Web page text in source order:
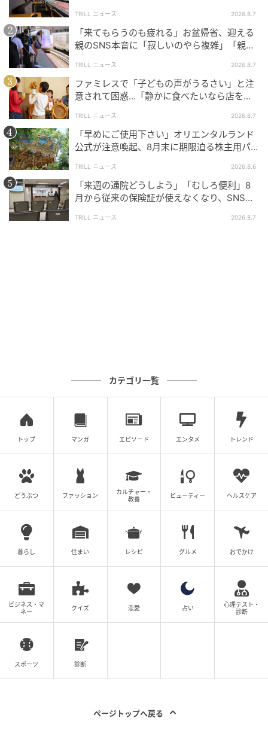
オリンピックや何かの行事でも「興味がない」と言
う人はいる。
ワールドカップに興味がない人の意見を尊重する声が
ある一方で、盛り上がりに水を差すような発言は控え
てほしいと考える人もいるようです。
楽しみ方は人それぞれ
今回は、FIFAワールドカップ2026が盛り上がるなかで
話題となった、「ワールドカップに興味がない」とい
う投稿と、それに寄せられたSNSの声をご紹介しまし
た。
それぞれが心地よい距離感で大会期間を過ごせるとよ
いですね。
次の記事
ね？ ねぇ、それでも…
TRILL ニュース 2026.8.7
「来てもらうのも疲れる」お盆帰省、迎える
親のSNS本音に「寂しいのやら複雑」「親孝
TRILL ニュース 2026.8.7
ファミレスで「子どもの声がうるさい」と注
意されて困惑…「静かに食べたいなら店を選
TRILL ニュース 2026.8.7
「早めにご使用下さい」オリエンタルランド
公式が注意喚起、8月末に期限迫る株主用パ
TRILL ニュース 2026.8.6
「来週の通院どうしよう」「むしろ便利」8
月から従来の保険証が使えなくなり、SNSで
TRILL ニュース 2026.8.7
カテゴリ一覧
トップ マンガ エピソード エンタメ トレンド
どうぶつ ファッション
カルチャー・
教養
ビューティー ヘルスケア
暮らし 住まい レシピ グルメ おでかけ
ビジネス・マ
ネー
クイズ 恋愛 占い
心理テスト・
診断
スポーツ 診断
ページトップへ戻る